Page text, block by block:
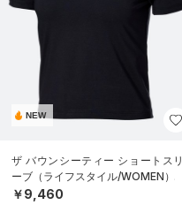
NEW
ザ バウンシーティー ショートスリ
ーブ（ライフスタイル/WOMEN）
￥9,460